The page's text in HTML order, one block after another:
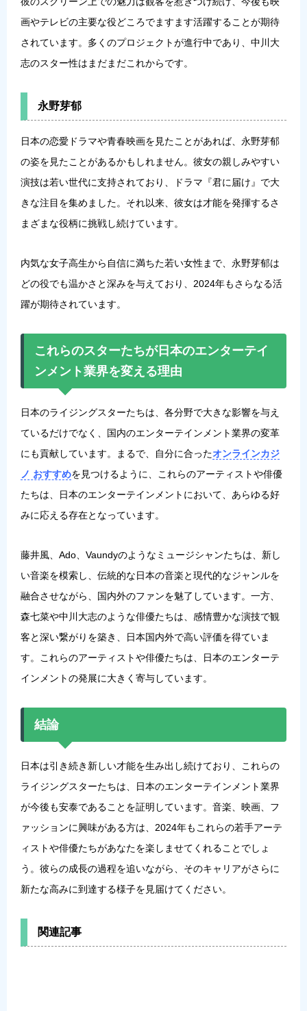
画やテレビの主要な役どころでますます活躍することが期待
されています。多くのプロジェクトが進行中であり、中川大
志のスター性はまだまだこれからです。
永野芽郁
日本の恋愛ドラマや青春映画を見たことがあれば、永野芽郁
の姿を見たことがあるかもしれません。彼女の親しみやすい
演技は若い世代に支持されており、ドラマ『君に届け』で大
きな注目を集めました。それ以来、彼女は才能を発揮するさ
まざまな役柄に挑戦し続けています。
内気な女子高生から自信に満ちた若い女性まで、永野芽郁は
どの役でも温かさと深みを与えており、2024年もさらなる活
躍が期待されています。
これらのスターたちが日本のエンターテイ
ンメント業界を変える理由
日本のライジングスターたちは、各分野で大きな影響を与え
ているだけでなく、国内のエンターテインメント業界の変革
にも貢献しています。まるで、自分に合ったオンラインカジ
ノ おすすめを見つけるように、これらのアーティストや俳優
たちは、日本のエンターテインメントにおいて、あらゆる好
みに応える存在となっています。
藤井風、Ado、Vaundyのようなミュージシャンたちは、新し
い音楽を模索し、伝統的な日本の音楽と現代的なジャンルを
融合させながら、国内外のファンを魅了しています。一方、
森七菜や中川大志のような俳優たちは、感情豊かな演技で観
客と深い繋がりを築き、日本国内外で高い評価を得ていま
す。これらのアーティストや俳優たちは、日本のエンターテ
インメントの発展に大きく寄与しています。
結論
日本は引き続き新しい才能を生み出し続けており、これらの
ライジングスターたちは、日本のエンターテインメント業界
が今後も安泰であることを証明しています。音楽、映画、フ
ァッションに興味がある方は、2024年もこれらの若手アーテ
ィストや俳優たちがあなたを楽しませてくれることでしょ
う。彼らの成長の過程を追いながら、そのキャリアがさらに
新たな高みに到達する様子を見届けてください。
関連記事